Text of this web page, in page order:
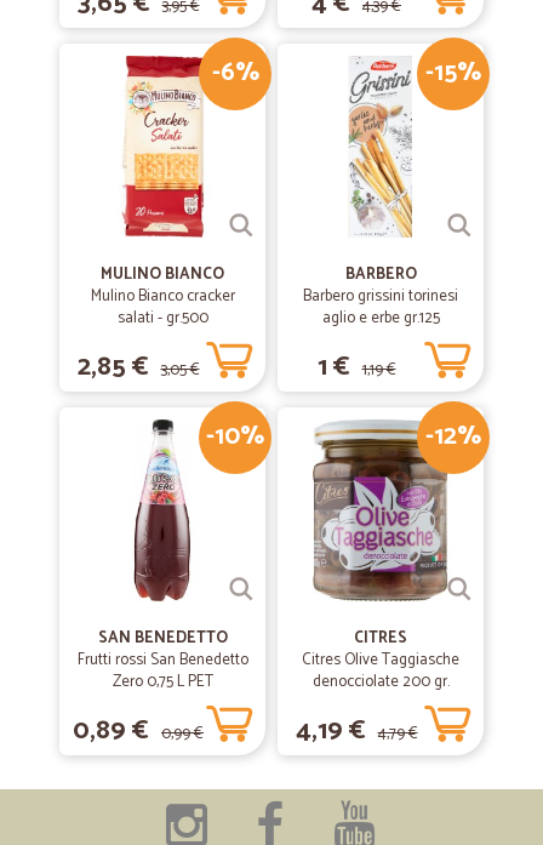
3,95 € 4,39 €
-6%
MULINO BIANCO
Mulino Bianco cracker
salati - gr.500
2,85 € 3,05 €
-15%
BARBERO
Barbero grissini torinesi
aglio e erbe gr.125
1 € 1,19 €
-10%
SAN BENEDETTO
Frutti rossi San Benedetto
Zero 0,75 L PET
0,89 € 0,99 €
-12%
CITRES
Citres Olive Taggiasche
denocciolate 200 gr.
4,19 € 4,79 €